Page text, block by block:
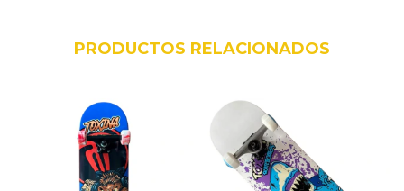
PRODUCTOS RELACIONADOS